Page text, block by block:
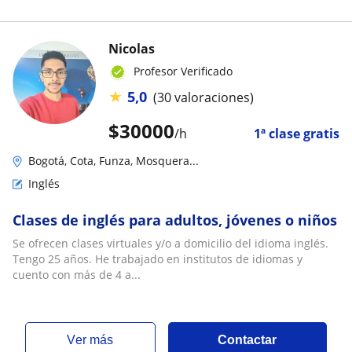
$30000/h 1ª clase gratis
Nicolas
Profesor Verificado
★ 5,0 (30 valoraciones)
Bogotá, Cota, Funza, Mosquera...
Inglés
Clases de inglés para adultos, jóvenes o niños
Se ofrecen clases virtuales y/o a domicilio del idioma inglés.
Tengo 25 años. He trabajado en institutos de idiomas y
cuento con más de 4 a...
ver más Contactar